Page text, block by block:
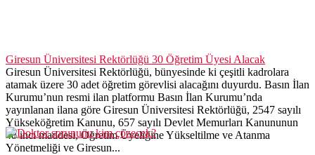
Giresun Üniversitesi Rektörlüğü 30 Öğretim Üyesi Alacak
Giresun Üniversitesi Rektörlüğü, bünyesinde ki çeşitli kadrolara
atamak üzere 30 adet öğretim görevlisi alacağını duyurdu. Basın İlan
Kurumu’nun resmi ilan platformu Basın İlan Kurumu’nda
yayınlanan ilana göre Giresun Üniversitesi Rektörlüğü, 2547 sayılı
Yükseköğretim Kanunu, 657 sayılı Devlet Memurları Kanununun
48 inci maddesi, Öğretim Üyeliğine Yükseltilme ve Atanma
Yönetmeliği ve Giresun...